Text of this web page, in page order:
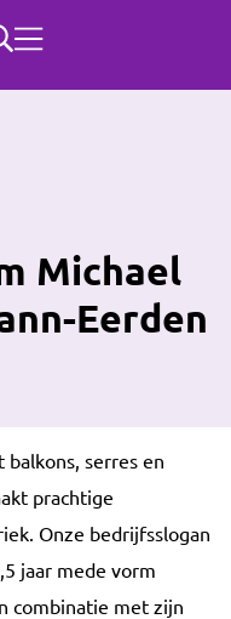
Michael
Eerden
serres en
prachtige
Onze bedrijfsslogan
jaar mede vorm
combinatie met zijn